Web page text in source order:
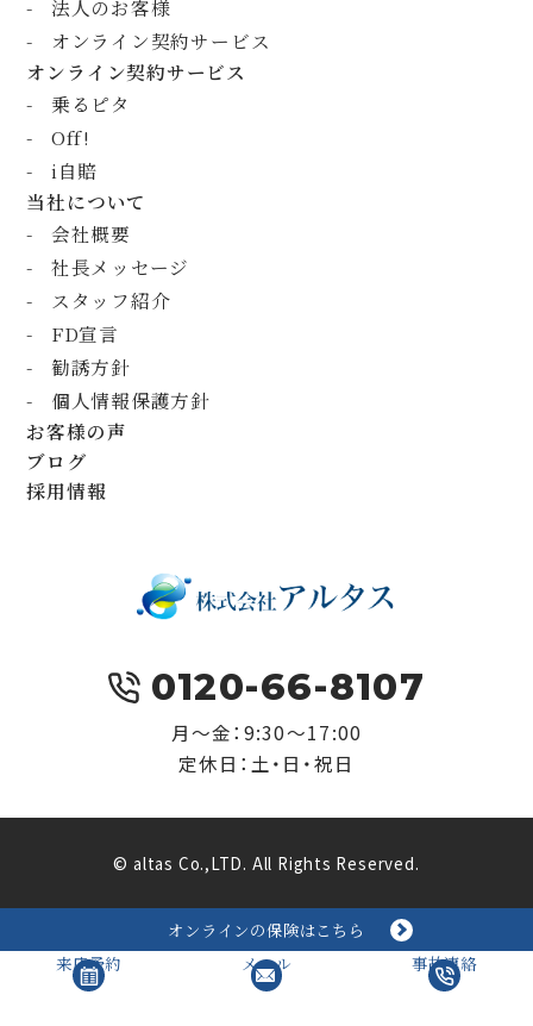
法人のお客様
オンライン契約サービス
オンライン契約サービス
乗るピタ
Off!
i自賠
当社について
会社概要
社長メッセージ
スタッフ紹介
FD宣言
勧誘方針
個人情報保護方針
お客様の声
ブログ
採用情報
0120-66-8107
月～金：9:30～17:00
定休日：土・日・祝日
オンラインの保険はこちら
来店予約
メール 事故連絡
© altas Co.,LTD. All Rights Reserved.